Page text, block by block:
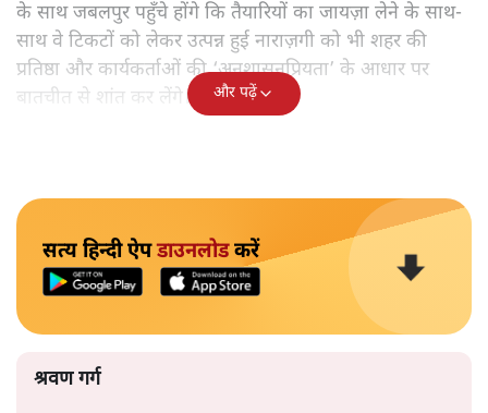
के साथ जबलपुर पहुँचे होंगे कि तैयारियों का जायज़ा लेने के साथ-
साथ वे टिकटों को लेकर उत्पन्न हुई नाराज़गी को भी शहर की
प्रतिष्ठा और कार्यकर्ताओं की ‘अनुशासनप्रियता’ के आधार पर
बातचीत से शांत कर लेंगे। वैसा नहीं हुआ।
और पढ़ें
सत्य हिन्दी ऐपडाउनलोडकरें
श्रवण गर्ग